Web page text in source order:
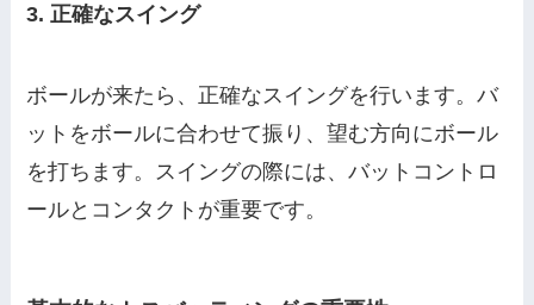
3. 正確なスイング
ボールが来たら、正確なスイングを行います。バ
ットをボールに合わせて振り、望む方向にボール
を打ちます。スイングの際には、バットコントロ
ールとコンタクトが重要です。